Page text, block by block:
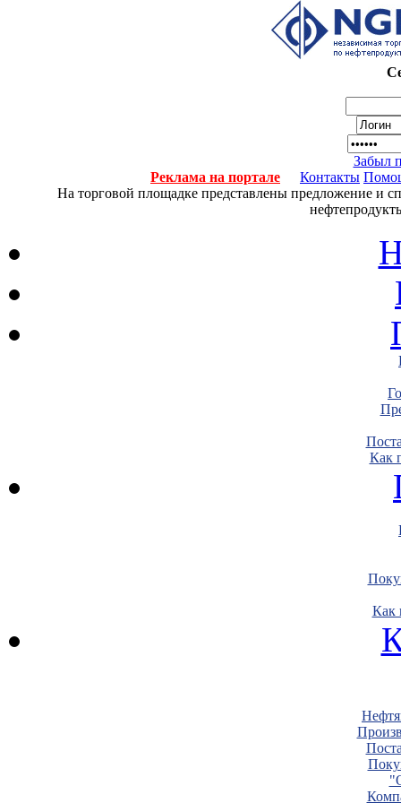
Забыл
Реклама на портале
Контакты
На торговой площадке представлены предложение и
Как
Как